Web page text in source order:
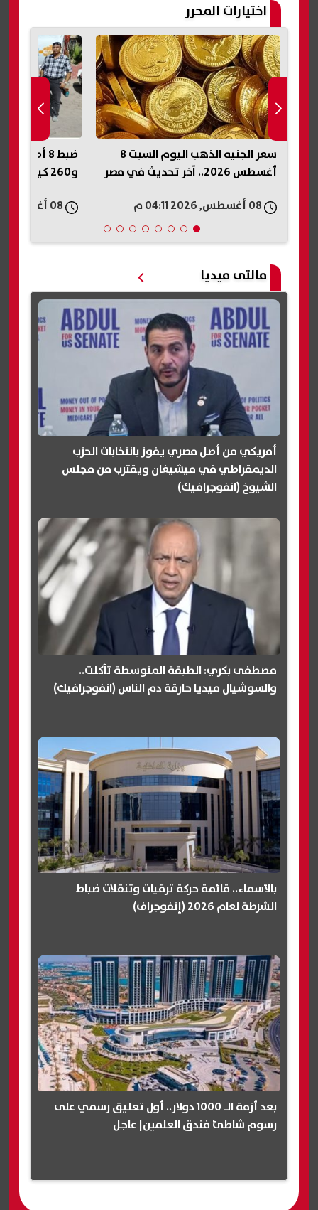
اختيارات المحرر
سعر الجنيه الذهب اليوم السبت 8
أغسطس 2026.. آخر تحديث في مصر
ضبط 8
و260 كيلو لحوم فاسدة في الفيوم
مالتى ميديا
أمريكي من أصل مصري يفوز بانتخابات الحزب
الديمقراطي في ميشيغان ويقترب من مجلس
الشيوخ (انفوجرافيك)
مصطفى بكري: الطبقة المتوسطة تآكلت..
والسوشيال ميديا حارقة دم الناس (انفوجرافيك)
بالأسماء.. قائمة حركة ترقيات وتنقلات ضباط
الشرطة لعام 2026 (إنفوجراف)
بعد أزمة الـ 1000 دولار.. أول تعليق رسمي على
رسوم شاطئ فندق العلمين| عاجل